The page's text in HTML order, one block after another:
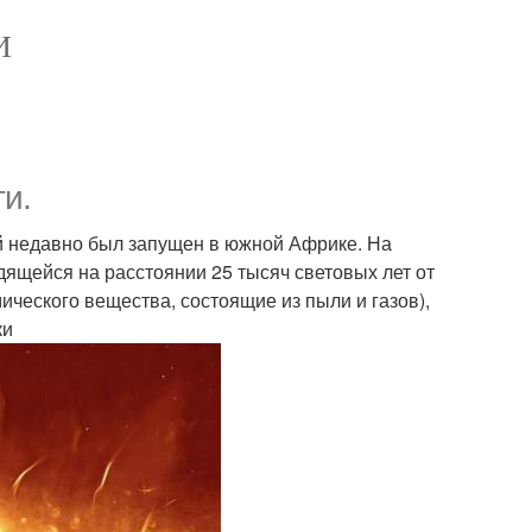
недавно был запущен в южной Африке. На
на расстоянии 25 тысяч световых лет от
вещества, состоящие из пыли и газов),